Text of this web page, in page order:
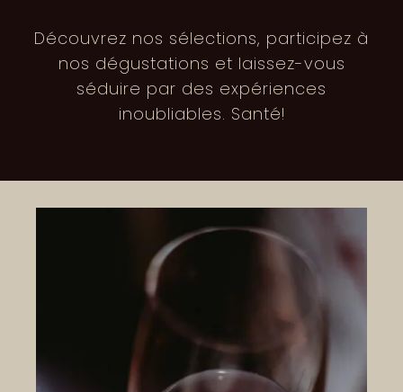
Découvrez nos sélections, participez à
nos dégustations et laissez-vous
séduire par des expériences
inoubliables. Santé!